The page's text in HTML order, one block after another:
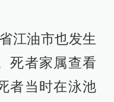
江油市也发生
死者家属查看
者当时在泳池